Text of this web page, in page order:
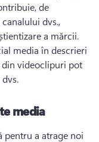
de
dvs.,
media în descrieri
videoclipuri pot
media
pentru a atrage noi